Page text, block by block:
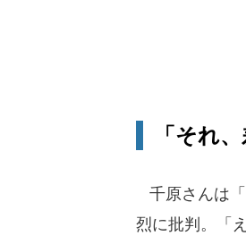
「それ
千原さんは
烈に批判。「